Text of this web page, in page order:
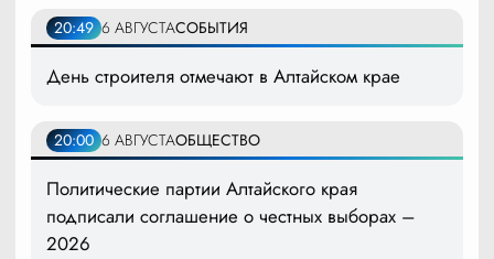
20:49 6 АВГУСТАСОБЫТИЯ
День строителя отмечают в Алтайском крае
20:00 6 АВГУСТАОБЩЕСТВО
Политические партии Алтайского края
подписали соглашение о честных выборах –
2026